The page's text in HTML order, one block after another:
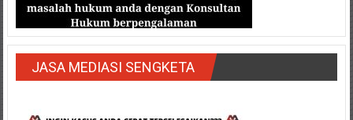
JASA MEDIASI SENGKETA